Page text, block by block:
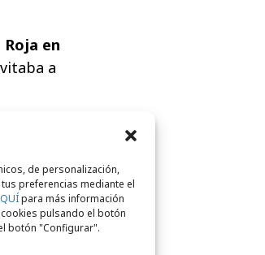
de personalización,
preferencias mediante el
para más información
pulsando el botón
botón "Configurar".
Roja en
a